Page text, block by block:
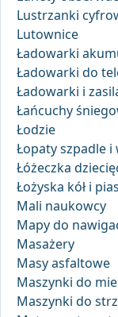
Lustrzanki
Lutownice
Ładowarki
Ładowarki do
Ładowarki i
Łańcuchy
Łodzie
Łopaty szpadle i
Łóżeczka
Łożyska kół i
Mali naukowcy
Mapy do
Masażery
Masy asfaltowe
Maszynki do
Maszynki do